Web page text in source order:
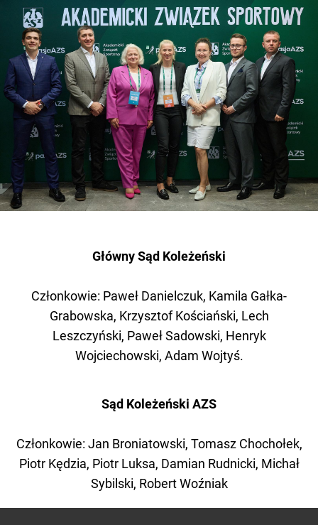
Główny Sąd Koleżeński
Członkowie: Paweł Danielczuk, Kamila Gałka-
Grabowska, Krzysztof Kościański, Lech
Leszczyński, Paweł Sadowski, Henryk
Wojciechowski, Adam Wojtyś.
Sąd Koleżeński AZS
Członkowie: Jan Broniatowski, Tomasz Chochołek,
Piotr Kędzia, Piotr Luksa, Damian Rudnicki, Michał
Sybilski, Robert Woźniak